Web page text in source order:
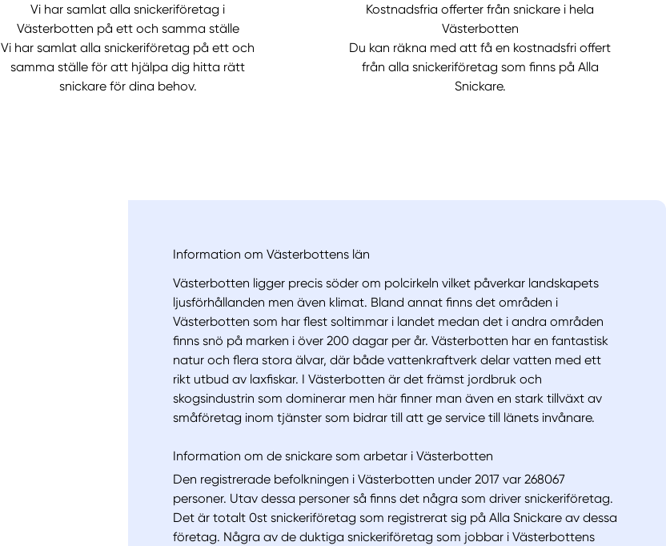
Välj tillvägagångssätt
Vi har samlat alla snickeriföretag i
Västerbotten på ett och samma ställe
Vi har samlat alla snickeriföretag på ett och
samma ställe för att hjälpa dig hitta rätt
snickare för dina behov.
Kostnadsfria offerter från snickare i hela
Västerbotten
Du kan räkna med att få en kostnadsfri offert
från alla snickeriföretag som finns på Alla
Snickare.
Information om Västerbottens län
Västerbotten ligger precis söder om polcirkeln vilket påverkar landskapets
ljusförhållanden men även klimat. Bland annat finns det områden i
Västerbotten som har flest soltimmar i landet medan det i andra områden
finns snö på marken i över 200 dagar per år. Västerbotten har en fantastisk
natur och flera stora älvar, där både vattenkraftverk delar vatten med ett
rikt utbud av laxfiskar. I Västerbotten är det främst jordbruk och
skogsindustrin som dominerar men här finner man även en stark tillväxt av
småföretag inom tjänster som bidrar till att ge service till länets invånare.
Information om de snickare som arbetar i Västerbotten
Den registrerade befolkningen i Västerbotten under 2017 var 268067
personer. Utav dessa personer så finns det några som driver snickeriföretag.
Det är totalt 0st snickeriföretag som registrerat sig på Alla Snickare av dessa
företag. Några av de duktiga snickeriföretag som jobbar i Västerbottens